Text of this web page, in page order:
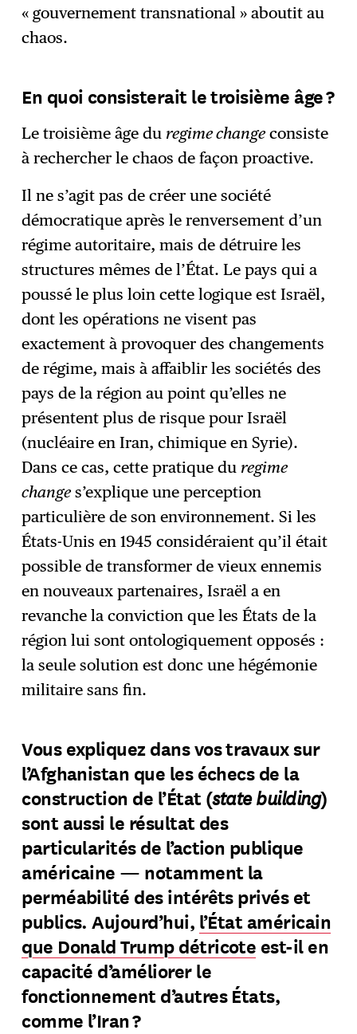
« gouvernement transnational » aboutit au
chaos.
En quoi consisterait le troisième âge ?
Le troisième âge du regime changeconsiste
à rechercher le chaos de façon proactive.
Il ne s’agit pas de créer une société
démocratique après le renversement d’un
régime autoritaire, mais de détruire les
structures mêmes de l’État. Le pays qui a
poussé le plus loin cette logique est Israël,
dont les opérations ne visent pas
exactement à provoquer des changements
de régime, mais à affaiblir les sociétés des
pays de la région au point qu’elles ne
présentent plus de risque pour Israël
(nucléaire en Iran, chimique en Syrie).
Dans ce cas, cette pratique du regime
changes’explique une perception
particulière de son environnement. Si les
États-Unis en 1945 considéraient qu’il était
possible de transformer de vieux ennemis
en nouveaux partenaires, Israël a en
revanche la conviction que les États de la
région lui sont ontologiquement opposés :
la seule solution est donc une hégémonie
militaire sans fin.
Vous expliquez dans vos travaux sur
l’Afghanistan que les échecs de la
construction de l’État (state building)
sont aussi le résultat des
particularités de l’action publique
américaine — notamment la
perméabilité des intérêts privés et
publics. Aujourd’hui, l’État américain
que Donald Trump détricote est-il en
capacité d’améliorer le
fonctionnement d’autres États,
comme l’Iran ?